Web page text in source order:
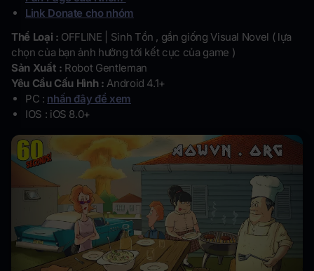
Link Donate cho nhóm
Thể Loại : OFFLINE | Sinh Tồn , gần giống Visual Novel ( lựa
chọn của bạn ảnh hưởng tới kết cục của game )
Sản Xuất : Robot Gentleman
Yêu Cầu Cấu Hình : Android 4.1+
PC : nhấn đây để xem
IOS : iOS 8.0+